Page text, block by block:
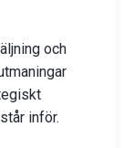
och
inför.